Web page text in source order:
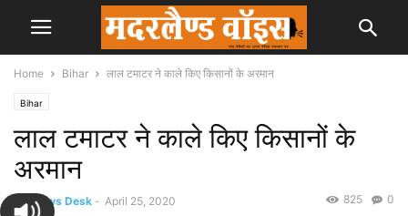
Home Bihar लाल टमाटर ने काले किए किसानों के अरमान
Bihar
लाल टमाटर ने काले किए किसानों के
अरमान
By News Desk - April 25, 2020 0
825